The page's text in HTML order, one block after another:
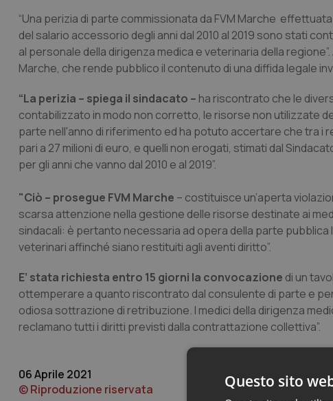
“Una perizia di parte commissionata da FVM Marche
del salario accessorio degli anni dal 2010 al 2019 sono stati
al personale della dirigenza medica e veterinaria della
Marche, che rende pubblico il contenuto di una diffida legale
“La perizia – spiega il sindacato – ha riscontrato che le
contabilizzato in modo non corretto, le risorse non utilizzate
parte nell'anno di riferimento ed ha potuto accertare che tra i
pari a 27 milioni di euro, e quelli non erogati, stimati dal
per gli anni che vanno dal 2010 e al 2019”.
"Ciò – prosegue FVM Marche – costituisce un’aperta
scarsa attenzione nella gestione delle risorse destinate ai
sindacali: è pertanto necessaria ad opera della parte
veterinari affinché siano restituiti agli aventi diritto”.
E’ stata richiesta entro 15 giorni la convocazione di un
ottemperare a quanto riscontrato dal consulente di parte e
odiosa sottrazione di retribuzione. I medici della dirigenza
reclamano tutti i diritti previsti dalla contrattazione collettiva”.
06 Aprile 2021
© Riproduzione riservata
Questo sito